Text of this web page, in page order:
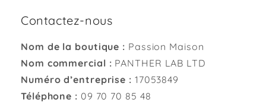
Contactez-nous
Nom de la boutique : Passion Maison
Nom commercial : PANTHER LAB LTD
Numéro d’entreprise : 17053849
Téléphone : 09 70 70 85 48